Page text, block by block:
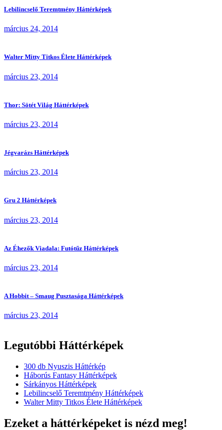
Lebilincselő Teremtmény Háttérképek
március 24, 2014
Walter Mitty Titkos Élete Háttérképek
március 23, 2014
Thor: Sötét Világ Háttérképek
március 23, 2014
Jégvarázs Háttérképek
március 23, 2014
Gru 2 Háttérképek
március 23, 2014
Az Éhezők Viadala: Futótűz Háttérképek
március 23, 2014
A Hobbit – Smaug Pusztasága Háttérképek
március 23, 2014
Legutóbbi Háttérképek
300 db Nyuszis Háttérkép
Háborús Fantasy Háttérképek
Sárkányos Háttérképek
Lebilincselő Teremtmény Háttérképek
Walter Mitty Titkos Élete Háttérképek
Ezeket a háttérképeket is nézd meg!